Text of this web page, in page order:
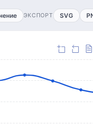
ЭКСПОРТ SVG